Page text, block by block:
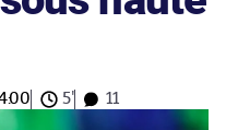
5' 11